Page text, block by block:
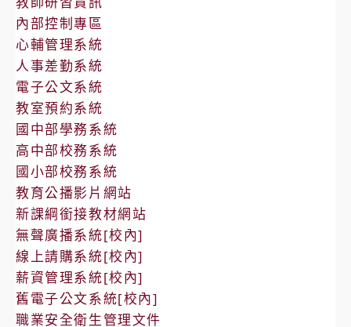
內部控制專區
心輔管理系統
人事差勤系統
電子公文系統
教室預約系統
國中部學務系統
高中部校務系統
國小部校務系統
教育公播影片網站
新課綱銜接教材網站
無聲廣播系統[校內]
線上請購系統[校內]
薪資管理系統[校內]
舊電子公文系統[校內]
職業安全衛生管理文件